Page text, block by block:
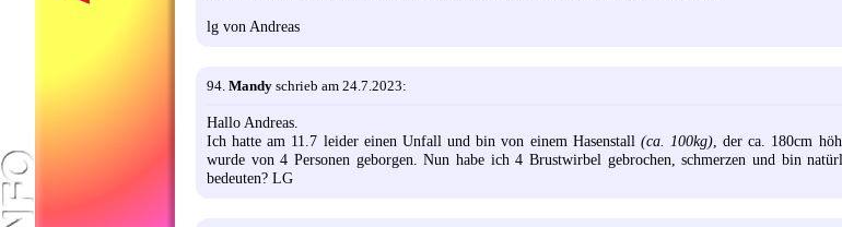
lg von Andreas
94. Mandy schrieb am 24.7.2023:
Hallo Andreas.
Ich hatte am 11.7 leider einen Unfall und bin von einem Hasenstall (ca. 100kg) , der ca. 180cm
wurde von 4 Personen geborgen. Nun habe ich 4 Brustwirbel gebrochen, schmerzen und bin
bedeuten? LG